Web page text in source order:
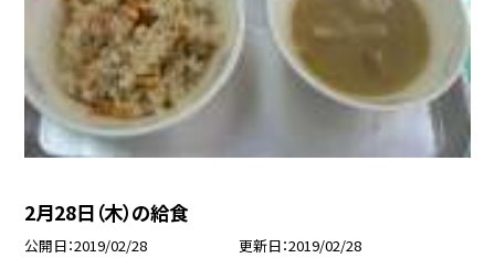
2月28日（木）の給食
公開日 2019/02/28 更新日 2019/02/28